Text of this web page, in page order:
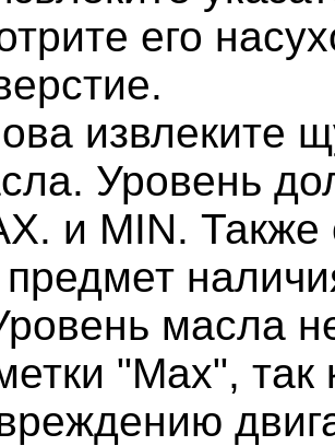
его
извлеките
Уровень
и MIN.
масла
"Max", так